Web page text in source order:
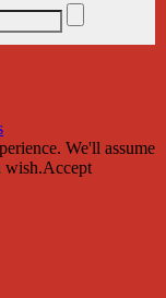
We'll assume
wish.Accept